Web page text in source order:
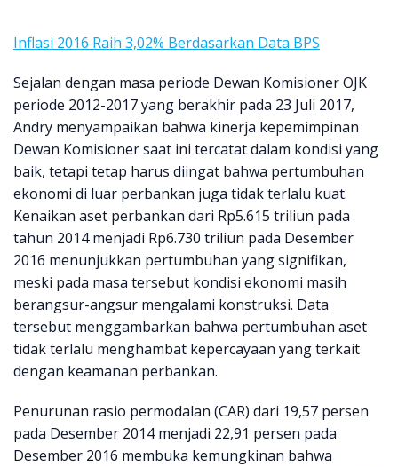
Inflasi 2016 Raih 3,02% Berdasarkan Data BPS
Sejalan dengan masa periode Dewan Komisioner OJK
periode 2012-2017 yang berakhir pada 23 Juli 2017,
Andry menyampaikan bahwa kinerja kepemimpinan
Dewan Komisioner saat ini tercatat dalam kondisi yang
baik, tetapi tetap harus diingat bahwa pertumbuhan
ekonomi di luar perbankan juga tidak terlalu kuat.
Kenaikan aset perbankan dari Rp5.615 triliun pada
tahun 2014 menjadi Rp6.730 triliun pada Desember
2016 menunjukkan pertumbuhan yang signifikan,
meski pada masa tersebut kondisi ekonomi masih
berangsur-angsur mengalami konstruksi. Data
tersebut menggambarkan bahwa pertumbuhan aset
tidak terlalu menghambat kepercayaan yang terkait
dengan keamanan perbankan.
Penurunan rasio permodalan (CAR) dari 19,57 persen
pada Desember 2014 menjadi 22,91 persen pada
Desember 2016 membuka kemungkinan bahwa